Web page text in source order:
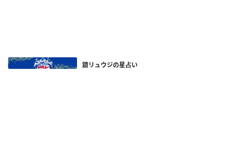
鏡リュウジの星占い